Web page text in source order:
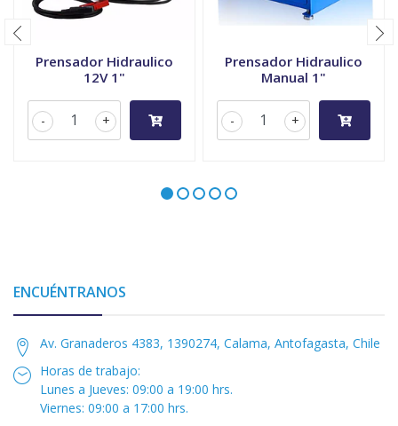
Prensador Hidraulico
12V 1"
+
-
Prensador Hidraulico
Manual 1"
+
-
ENCUÉNTRANOS
Av. Granaderos 4383, 1390274, Calama, Antofagasta, Chile
Horas de trabajo:
Lunes a Jueves: 09:00 a 19:00 hrs.
Viernes: 09:00 a 17:00 hrs.